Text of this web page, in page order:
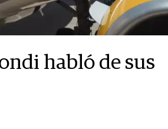
habló de sus